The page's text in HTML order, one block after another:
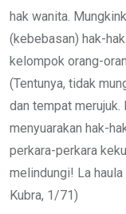
hak wanita.
(kebebasan) hak-
kelompok orang-
(Tentunya, tidak
dan tempat merujuk.
menyuarakan hak-
perkara-perkara
melindungi! La
Kubra, 1/71)